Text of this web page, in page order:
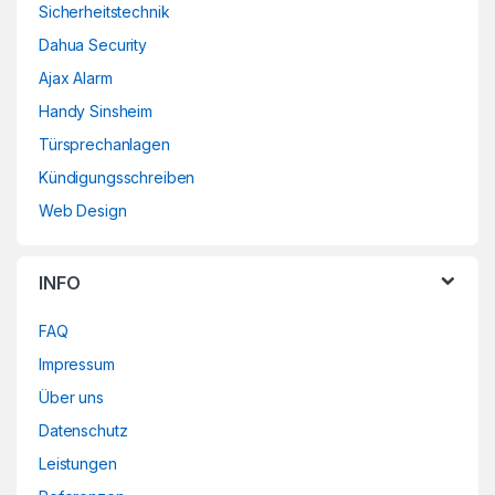
Sicherheitstechnik
Dahua Security
Ajax Alarm
Handy Sinsheim
Türsprechanlagen
Kündigungsschreiben
Web Design
INFO
FAQ
Impressum
Über uns
Datenschutz
Leistungen